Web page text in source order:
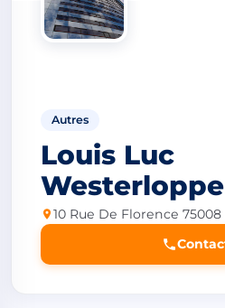
Autres
Louis Luc
10 Rue De Florence 75008